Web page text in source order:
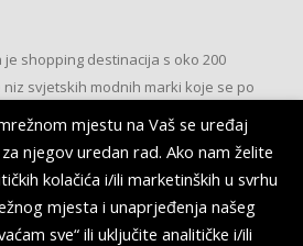
je shopping destinacija s oko 200
svjetskih modnih marki koje se po
mjestu na Vaš se uređaj
njegov uredan rad. Ako nam želite
kolačića i/ili marketinških u svrhu
mjesta i unaprjeđenja našeg
sve“ ili uključite analitičke i/ili